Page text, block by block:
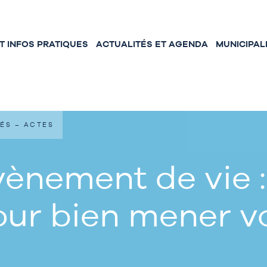
INFOS PRATIQUES ACTUALITÉS ET AGENDA
de vie
bien mener
– ACTES